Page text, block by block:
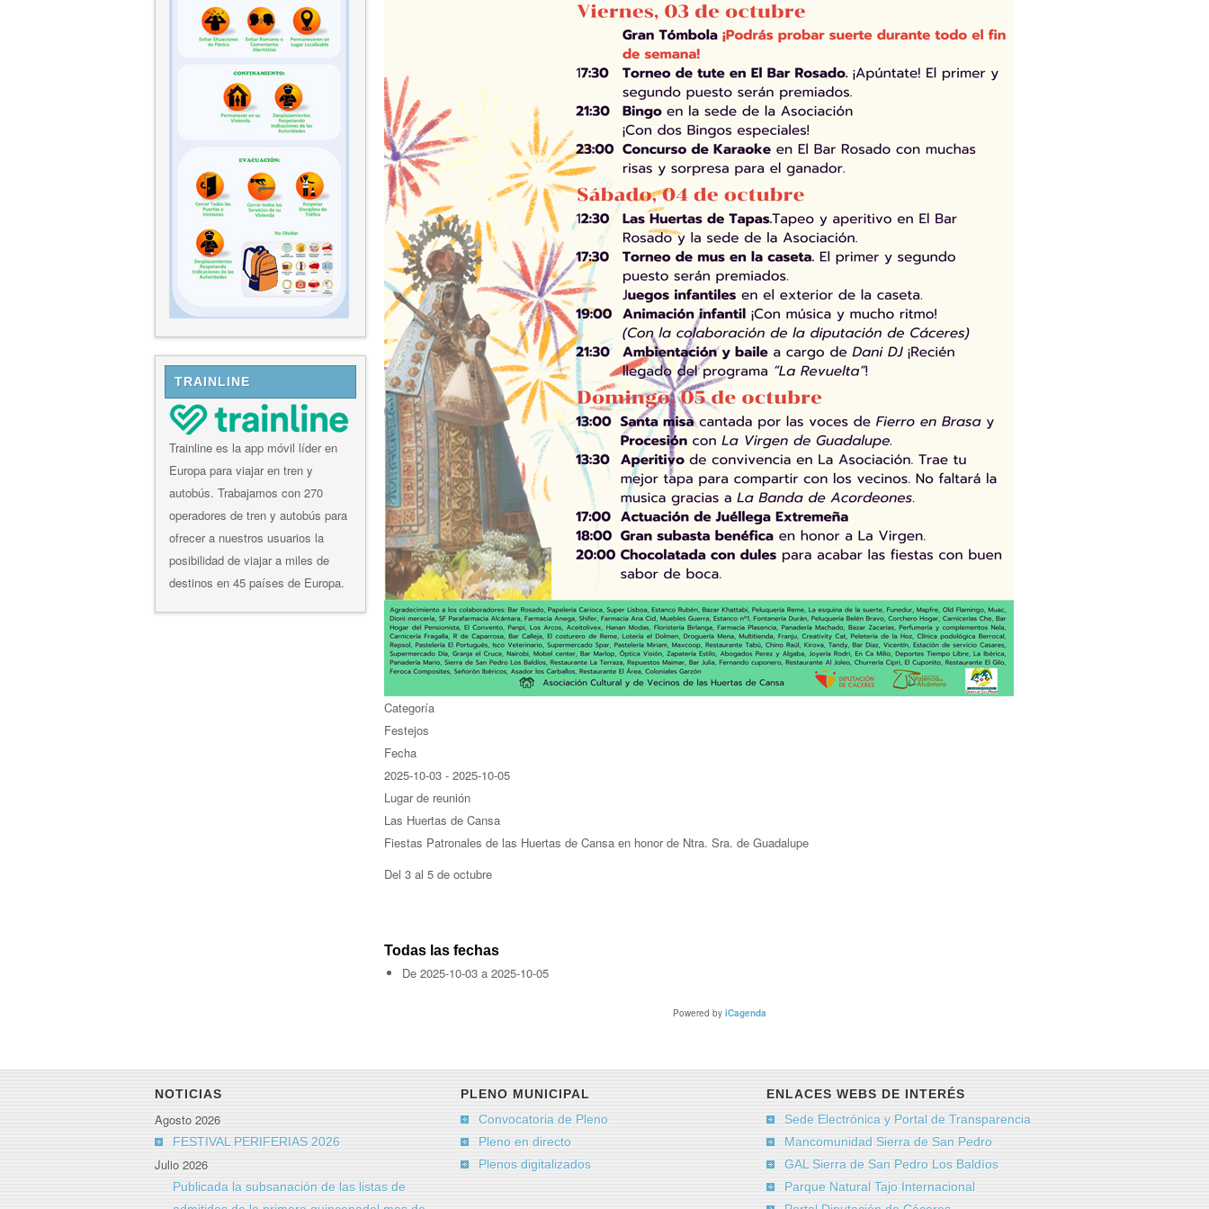
TRAINLINE
Trainline es la app móvil líder en
Europa para viajar en tren y
autobús. Trabajamos con 270
operadores de tren y autobús para
ofrecer a nuestros usuarios la
posibilidad de viajar a miles de
destinos en 45 países de Europa.
Categoría
Festejos
Fecha
2025-10-03 - 2025-10-05
Lugar de reunión
Las Huertas de Cansa
Fiestas Patronales de las Huertas de Cansa en honor de Ntra. Sra. de Guadalupe
Del 3 al 5 de octubre
Todas las fechas
De 2025-10-03 a 2025-10-05
Powered by iCagenda
NOTICIAS
Agosto 2026
FESTIVAL PERIFERIAS 2026
Julio 2026
Publicada la subsanación de las listas de
PLENO MUNICIPAL
Convocatoria de Pleno
Pleno en directo
Plenos digitalizados
ENLACES WEBS DE INTERÉS
Sede Electrónica y Portal de Transparencia
Mancomunidad Sierra de San Pedro
GAL Sierra de San Pedro Los Baldíos
Parque Natural Tajo Internacional